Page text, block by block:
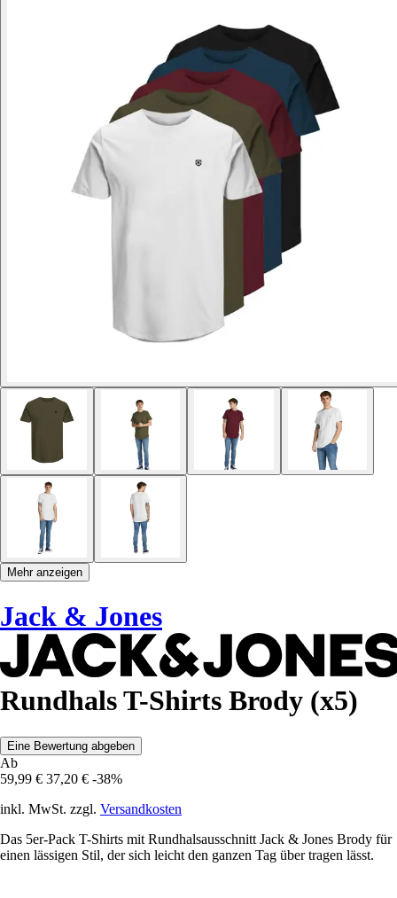
Mehr anzeigen
Jack & Jones
Rundhals T-Shirts Brody (x5)
Eine Bewertung abgeben
Ab
59,99 € 37,20 € -38%
inkl. MwSt. zzgl. Versandkosten
Das 5er-Pack T-Shirts mit Rundhalsausschnitt Jack & Jones Brody für
einen lässigen Stil, der sich leicht den ganzen Tag über tragen lässt.